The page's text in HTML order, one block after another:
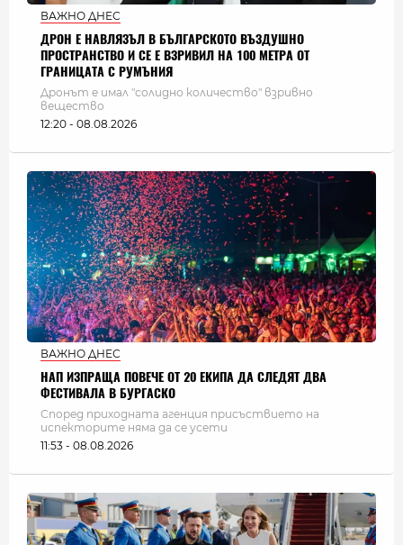
ВАЖНО ДНЕС
ДРОН Е НАВЛЯЗЪЛ В БЪЛГАРСКОТО ВЪЗДУШНО
ПРОСТРАНСТВО И СЕ Е ВЗРИВИЛ НА 100 МЕТРА ОТ
ГРАНИЦАТА С РУМЪНИЯ
Дронът е имал "солидно количество" взривно
вещество
12:20 - 08.08.2026
ВАЖНО ДНЕС
НАП ИЗПРАЩА ПОВЕЧЕ ОТ 20 ЕКИПА ДА СЛЕДЯТ ДВА
ФЕСТИВАЛА В БУРГАСКО
Според приходната агенция присъствието на
испекторите няма да се усети
11:53 - 08.08.2026